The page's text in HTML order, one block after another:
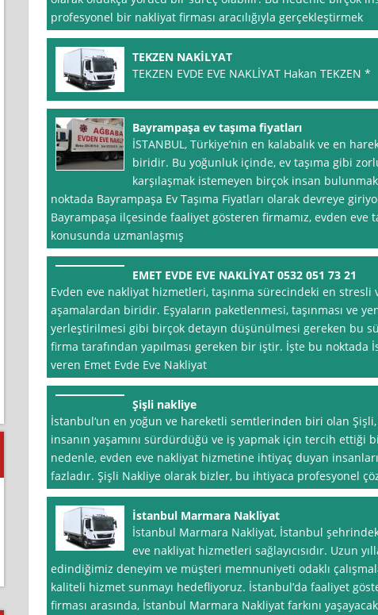
profesyonel bir nakliyat firması aracılığıyla gerçekleştirmek
TEKZEN NAKİLYAT
TEKZEN EVDE EVE NAKLİYAT Hakan TEKZEN *
Bayrampaşa ev taşıma fiyatları
İSTANBUL, Türkiye’nin en kalabalık ve en
biridir. Bu yoğunluk içinde, ev taşıma gibi
karşılaşmak istemeyen birçok insan
noktada Bayrampaşa Ev Taşıma Fiyatları olarak devreye
Bayrampaşa ilçesinde faaliyet gösteren firmamız, evden eve
konusunda uzmanlaşmış
EMET EVDE EVE NAKLİYAT 0532 051 73 21
Evden eve nakliyat hizmetleri, taşınma sürecindeki en stresli
aşamalardan biridir. Eşyaların paketlenmesi, taşınması ve
yerleştirilmesi gibi birçok detayın düşünülmesi gereken bu
firma tarafından yapılması gereken bir iştir. İşte bu noktada
veren Emet Evde Eve Nakliyat
Şişli nakliye
İstanbul‘un en yoğun ve hareketli semtlerinden biri olan
insanın yaşamını sürdürdüğü ve iş yapmak için tercih ettiği
nedenle, evden eve nakliyat hizmetine ihtiyaç duyan
fazladır. Şişli Nakliye olarak bizler, bu ihtiyaca profesyonel
İstanbul Marmara Nakliyat
İstanbul Marmara Nakliyat, İstanbul
eve nakliyat hizmetleri sağlayıcısıdır. Uzun
edindiğimiz deneyim ve müşteri memnuniyeti odaklı
kaliteli hizmet sunmayı hedefliyoruz. İstanbul’da faaliyet
firması arasında, İstanbul Marmara Nakliyat farkını